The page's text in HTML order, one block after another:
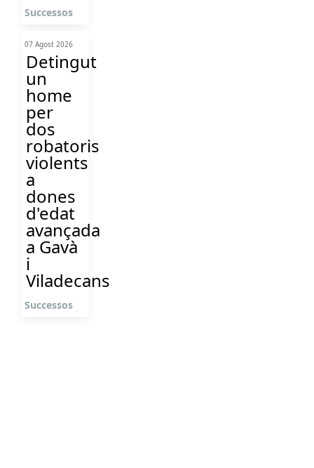
Successos
07 Agost 2026
Detingut
un
home
per
dos
robatoris
violents
a
dones
d'edat
avançada
a Gavà
i
Viladecans
Successos